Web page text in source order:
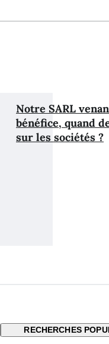
Notre SARL
bénéfice, quand
sur les sociétés ?
RECHERCHES